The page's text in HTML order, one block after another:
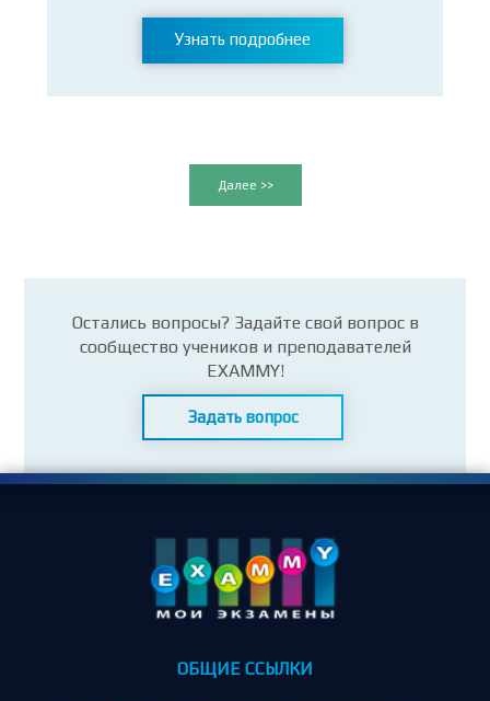
Узнать подробнее
Далее >>
Остались вопросы? Задайте свой вопрос в
сообщество учеников и преподавателей
EXAMMY!
Задать вопрос
ОБЩИЕ ССЫЛКИ